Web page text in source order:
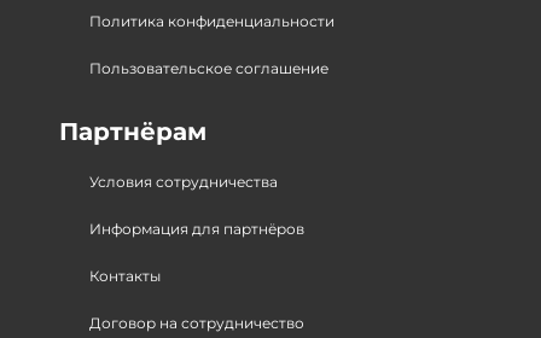
Политика конфиденциальности
Пользовательское соглашение
Партнёрам
Условия сотрудничества
Информация для партнёров
Контакты
Договор на сотрудничество